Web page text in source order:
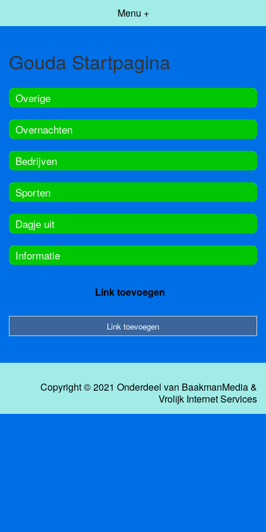
Menu +
Gouda Startpagina
Overige
Overnachten
Bedrijven
Sporten
Dagje uit
Informatie
Link toevoegen
Link toevoegen
Copyright © 2021 Onderdeel van BaakmanMedia&
Vrolijk Internet Services